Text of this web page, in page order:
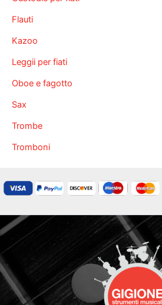
Flauti
Kazoo
Leggii per fiati
Oboe e fagotto
Sax
Trombe
Tromboni